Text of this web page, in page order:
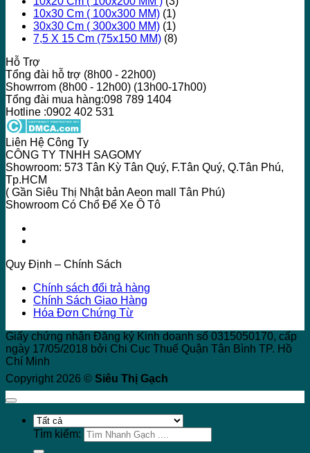
10x30 Cm ( 100x300 MM) (1)
30x30 Cm ( 300x300 MM) (1)
7,5 X 15 Cm (75x150 MM) (8)
Hỗ Trợ
Tổng đài hỗ trợ (8h00 - 22h00)
Showrrom (8h00 - 12h00) (13h00-17h00)
Tổng đài mua hàng:098 789 1404
Hotline :0902 402 531
Liên Hệ Công Ty
CÔNG TY TNHH SAGOMY
Showroom: 573 Tân Kỳ Tân Quý, F.Tân Quý, Q.Tân Phú,
Tp.HCM
( Gần Siêu Thị Nhật bản Aeon mall Tân Phú)
Showroom Có Chổ Để Xe Ô Tô
Quy Định – Chính Sách
Chính sách đổi trả hàng
Chính Sách Giao Hàng
Hóa Đơn Chứng Từ
Giấy chứng nhận Đăng ký Kinh doanh số 0315050170, cấp
ngày 17/05/2018 bởi Chi Cục Thuế Quận Tân Bình TP. Hồ
Chí Minh
Copyright 2026 © Siêu Thị Gạch
Tìm kiếm: